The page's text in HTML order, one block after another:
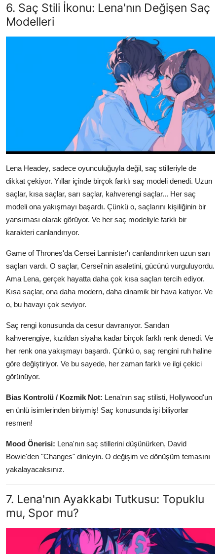
6. Saç Stili İkonu: Lena'nın Değişen Saç
Modelleri
Lena Headey, sadece oyunculuğuyla değil, saç stilleriyle de
dikkat çekiyor. Yıllar içinde birçok farklı saç modeli denedi. Uzun
saçlar, kısa saçlar, sarı saçlar, kahverengi saçlar... Her saç
modeli ona yakışmayı başardı. Çünkü o, saçlarını kişiliğinin bir
yansıması olarak görüyor. Ve her saç modeliyle farklı bir
karakteri canlandırıyor.
Game of Thrones'da Cersei Lannister'ı canlandırırken uzun sarı
saçları vardı. O saçlar, Cersei'nin asaletini, gücünü vurguluyordu.
Ama Lena, gerçek hayatta daha çok kısa saçları tercih ediyor.
Kısa saçlar, ona daha modern, daha dinamik bir hava katıyor. Ve
o, bu havayı çok seviyor.
Saç rengi konusunda da cesur davranıyor. Sarıdan
kahverengiye, kızıldan siyaha kadar birçok farklı renk denedi. Ve
her renk ona yakışmayı başardı. Çünkü o, saç rengini ruh haline
göre değiştiriyor. Ve bu sayede, her zaman farklı ve ilgi çekici
görünüyor.
Bias Kontrolü / Kozmik Not: Lena'nın saç stilisti, Hollywood'un
en ünlü isimlerinden biriymiş! Saç konusunda işi biliyorlar
resmen!
Mood Önerisi: Lena'nın saç stillerini düşünürken, David
Bowie'den "Changes" dinleyin. O değişim ve dönüşüm temasını
yakalayacaksınız.
7. Lena'nın Ayakkabı Tutkusu: Topuklu
mu, Spor mu?